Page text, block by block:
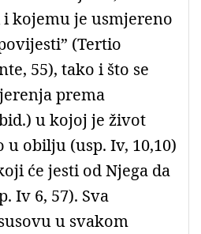
i kojemu je usmjereno
(Tertio
55), tako i što se
prema
u kojoj je život
obilju (usp. Iv, 10,10)
će jesti od Njega da
Iv 6, 57). Sva
u svakom